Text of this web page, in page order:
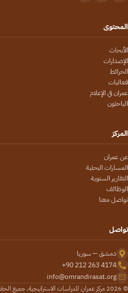
المحتوى
الأبحاث
الإصدارات
الخرائط
فعاليات
عمران في الإعلام
الباحثون
المركز
عن عمران
المسارات البحثية
التقارير السنوية
الوظائف
تواصل معنا
تواصل
دمشق — سوريا
+90 212 263 4174
info@omrandirasat.org
© 2026 مركز عمران للدراسات الاستراتيجية. جميع الحقوق محفوظة.